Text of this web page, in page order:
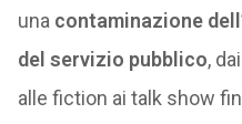
una contaminazione
del servizio pubblico,
alle fiction ai talk show